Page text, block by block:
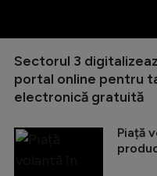
Sectorul 3
portal online pentru
electronică gratuită
Piață